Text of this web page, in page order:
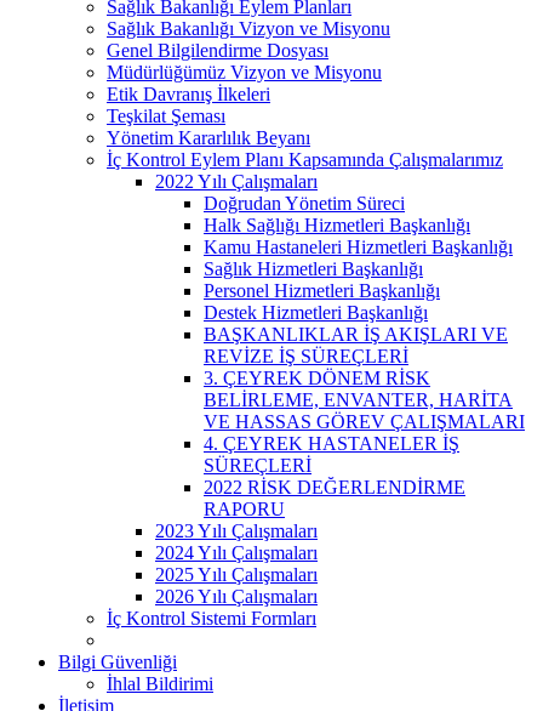
Sağlık Bakanlığı Eylem Planları
Sağlık Bakanlığı Vizyon ve Misyonu
Genel Bilgilendirme Dosyası
Müdürlüğümüz Vizyon ve Misyonu
Etik Davranış İlkeleri
Teşkilat Şeması
Yönetim Kararlılık Beyanı
İç Kontrol Eylem Planı Kapsamında Çalışmalarımız
2022 Yılı Çalışmaları
Doğrudan Yönetim Süreci
Halk Sağlığı Hizmetleri Başkanlığı
Kamu Hastaneleri Hizmetleri Başkanlığı
Sağlık Hizmetleri Başkanlığı
Personel Hizmetleri Başkanlığı
Destek Hizmetleri Başkanlığı
BAŞKANLIKLAR İŞ AKIŞLARI VE
REVİZE İŞ SÜREÇLERİ
3. ÇEYREK DÖNEM RİSK
BELİRLEME, ENVANTER, HARİTA
VE HASSAS GÖREV ÇALIŞMALARI
4. ÇEYREK HASTANELER İŞ
SÜREÇLERİ
2022 RİSK DEĞERLENDİRME
RAPORU
2023 Yılı Çalışmaları
2024 Yılı Çalışmaları
2025 Yılı Çalışmaları
2026 Yılı Çalışmaları
İç Kontrol Sistemi Formları
Bilgi Güvenliği
İhlal Bildirimi
İletişim